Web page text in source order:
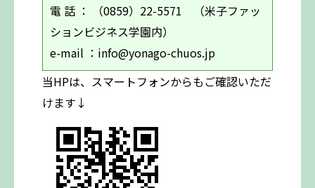
電 話 ： （0859）22-5571 （米子ファッ
ションビジネス学園内）
e-mail ：info@yonago-chuos.jp
当HPは、スマートフォンからもご確認いただ
けます↓